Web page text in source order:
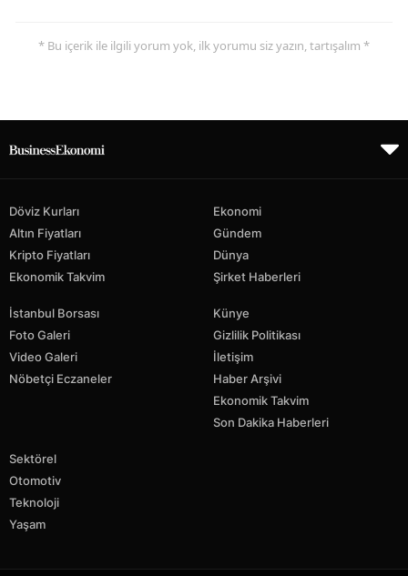
* Bu içerik ile ilgili yorum yok, ilk yorumu siz yazın, tartışalım *
Döviz Kurları
Altın Fiyatları
Kripto Fiyatları
Ekonomik Takvim
Ekonomi
Gündem
Dünya
Şirket Haberleri
İstanbul Borsası
Foto Galeri
Video Galeri
Nöbetçi Eczaneler
Künye
Gizlilik Politikası
İletişim
Haber Arşivi
Ekonomik Takvim
Son Dakika Haberleri
Sektörel
Otomotiv
Teknoloji
Yaşam